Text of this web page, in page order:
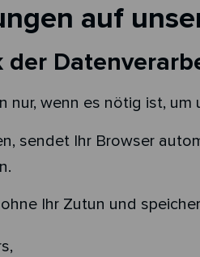
auf
der
nur, wenn es nötig ist,
sendet Ihr Browser
Ihr Zutun und